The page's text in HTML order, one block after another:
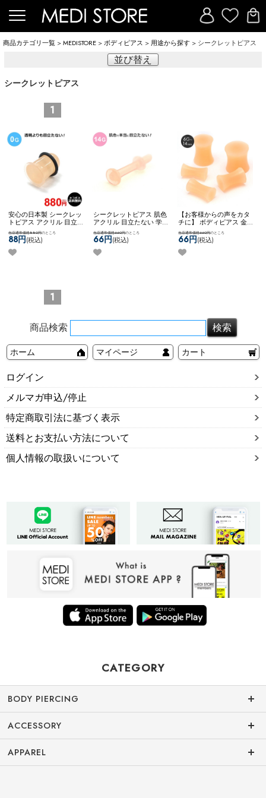
商品カテゴリ一覧 >MEDISTORE >ボディピアス > 用途から探す > シークレットピアス
並び替え
シークレットピアス
1
安心の日本製 シークレッ
トピアス アクリル 目立た
ない 学校用 就寝用 冠婚
葬祭 隠すピアス ネコポス
OKアクリルセプタムキー
パー (0G)
当店通常価格880円のところ
88円(税込)
シークレットピアス 肌色
アクリル 目立たない 学校
用 就寝用 冠婚葬祭 隠す
ピアス ネコポスOK
ルセプタムキーパー (14G)
当店通常価格660円のところ
66円(税込)
【お客様からの声をカタ
チに】 ボディピアス 金属
アレルギー対応 6g 4g 2g
0g 00g 12ｍｍ 14ｍｍ シ
ークレット目立たない 学
校 職場 ホールキープ 冠
当店通常価格660円のところ
66円(税込)
1
商品検索
ホーム マイページ カート
ログイン
メルマガ申込/停止
特定商取引法に基づく表示
送料とお支払い方法について
個人情報の取扱いについて
CATEGORY
BODY PIERCING
ACCESSORY
APPAREL